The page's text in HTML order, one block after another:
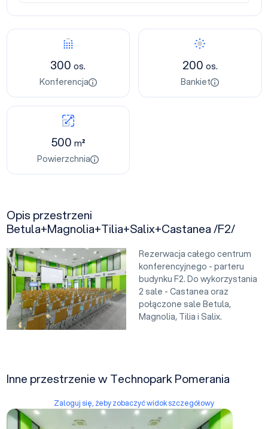
300os.
Konferencja
200 os.
Bankiet
500 m²
Powierzchnia
Opis przestrzeni
Betula+Magnolia+Tilia+Salix+Castanea /F2/
Rezerwacja całego centrum
konferencyjnego - parteru
budynku F2. Do wykorzystania
2 sale - Castanea oraz
połączone sale Betula,
Magnolia, Tilia i Salix.
Inne przestrzenie w Technopark Pomerania
Zaloguj się, żeby zobaczyć widok szczegółowy
Castanea /F2/